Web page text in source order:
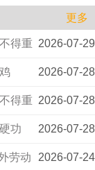
更多
2026-07-29
得重
2026-07-28
可证 2026-07-28
得重
2026-07-28
功
2026-07-24
劳动